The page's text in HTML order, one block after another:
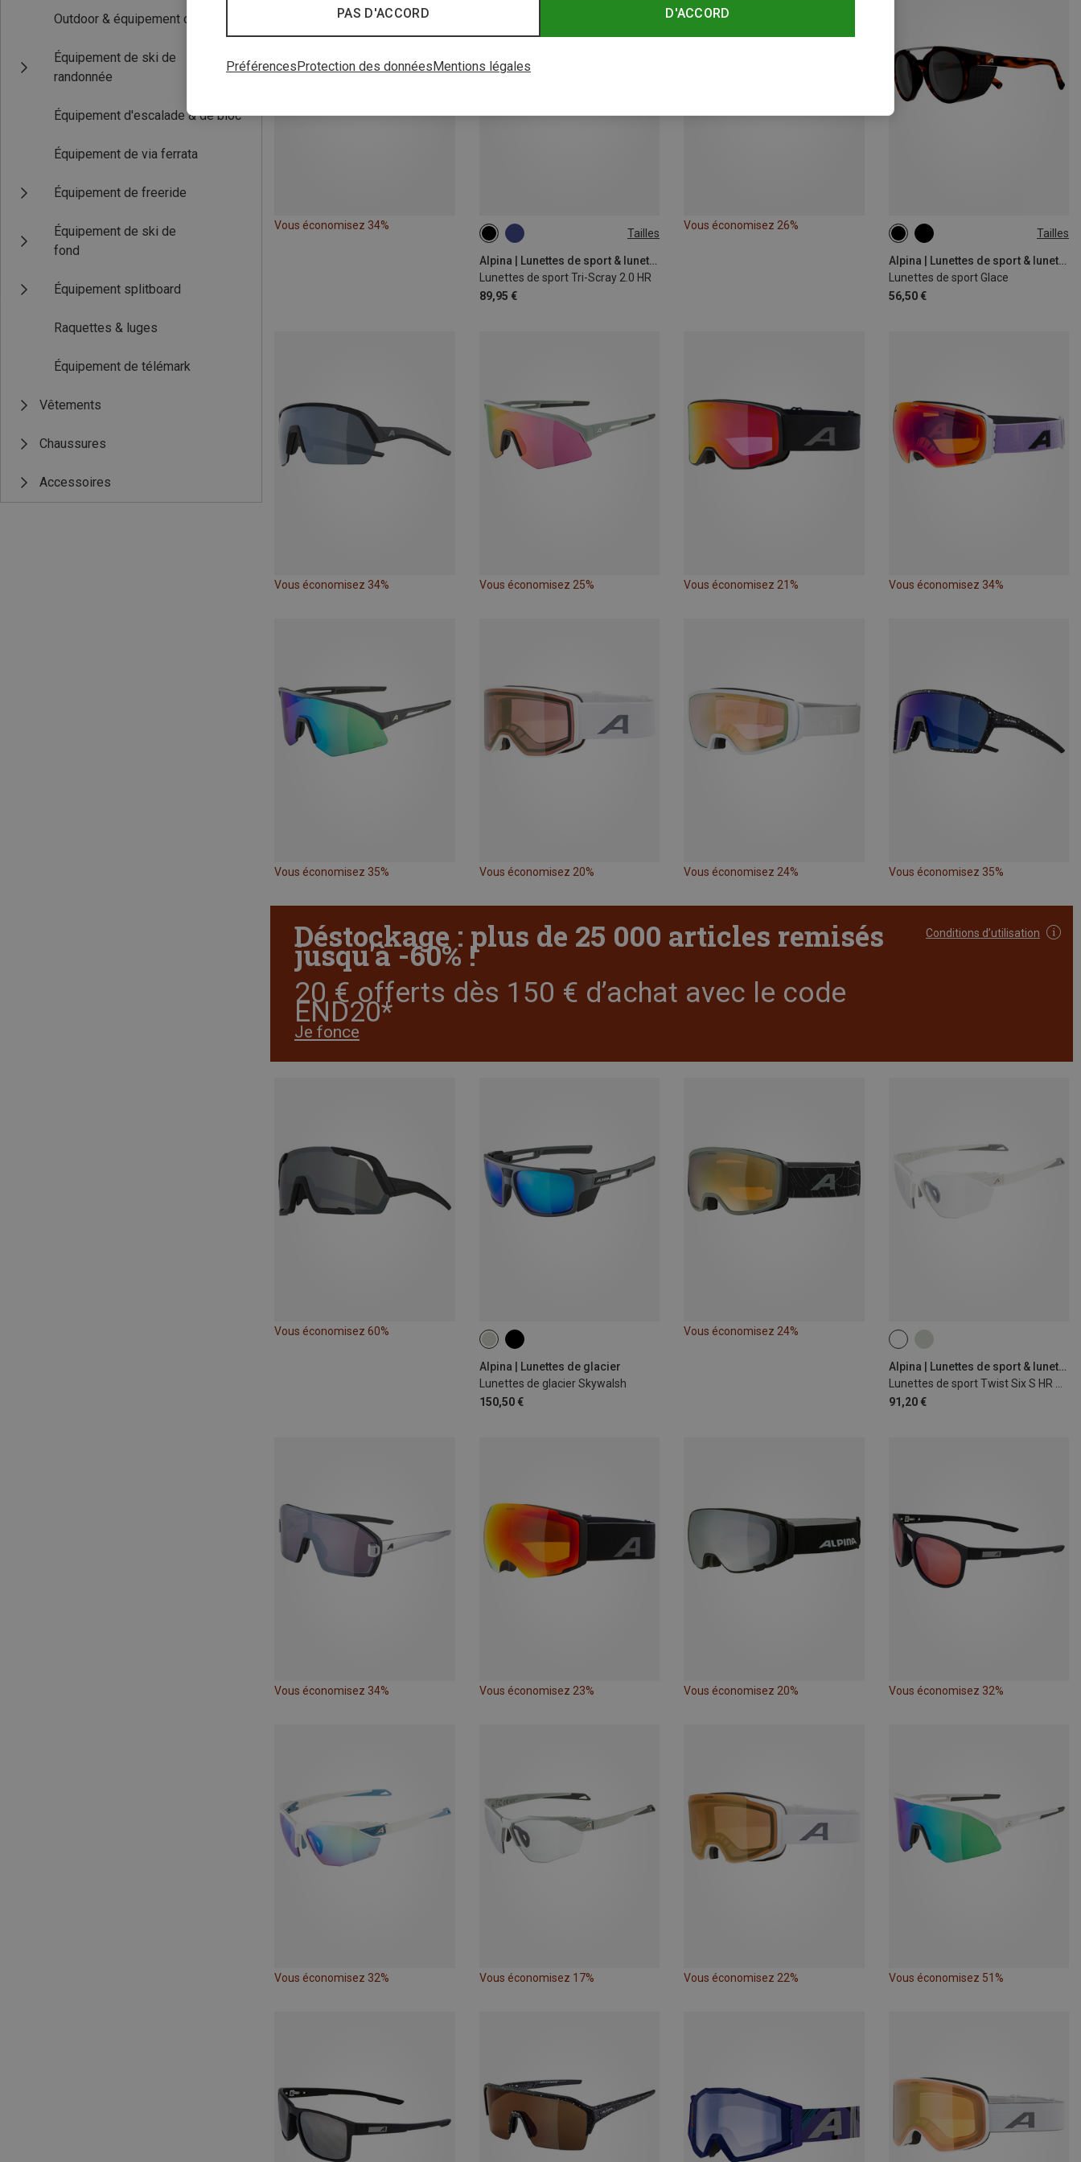
Outdoor & équipement de voyage
Équipement de ski de
randonnée
Équipement d'escalade & de bloc
Équipement de via ferrata
Équipement de freeride
Équipement de ski de
fond
Équipement splitboard
Raquettes & luges
Équipement de télémark
Vêtements
Chaussures
Accessoires
Vous économisez 34%
Tailles
Alpina | Lunettes de sport & lunettes de soleil de sport
Lunettes de sport Tri-Scray 2.0 HR
89,95 €
ONE SIZE
Vous économisez 26%
Tailles
Alpina | Lunettes de sport & lunettes de soleil de sport
Lunettes de sport Glace
56,50 €
ONE SIZE
Vous économisez 34% Vous économisez 25% Vous économisez 21% Vous économisez 34%
Vous économisez 35% Vous économisez 20% Vous économisez 24% Vous économisez 35%
Conditions d’utilisation
Déstockage : plus de 25 000 articles remisés
jusqu'à -60% !
20 € offerts dès 150 € d’achat avec le code
END20*
Je fonce
Vous économisez 60%
Alpina | Lunettes de glacier
Lunettes de glacier Skywalsh
150,50 €
Vous économisez 24%
Alpina | Lunettes de sport & lunettes de soleil de sport
Lunettes de sport Twist Six S HR V 1-3
91,20 €
Vous économisez 34% Vous économisez 23% Vous économisez 20% Vous économisez 32%
Vous économisez 32% Vous économisez 17% Vous économisez 22% Vous économisez 51%
D'ACCORD
PAS D'ACCORD
PréférencesProtection des donnéesMentions légales